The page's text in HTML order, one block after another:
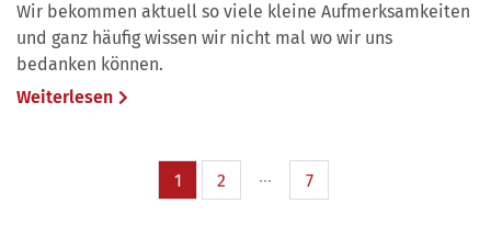
Wir bekommen aktuell so viele kleine Aufmerksamkeiten
und ganz häufig wissen wir nicht mal wo wir uns
bedanken können.
Weiterlesen
1 2 7